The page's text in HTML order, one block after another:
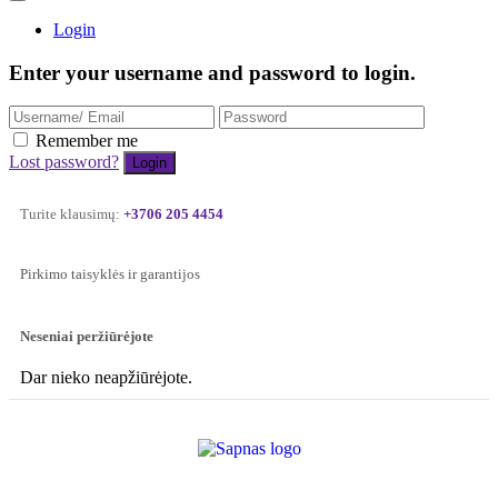
Login
Enter your username and password to login.
Remember me
Lost password?
Turite klausimų: +3706 205 4454
Pirkimo taisyklės ir garantijos
Neseniai peržiūrėjote
Dar nieko neapžiūrėjote.